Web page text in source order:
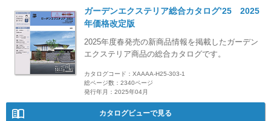
ガーデンエクステリア総合カタログ’25 2025
年価格改定版
2025年度春発売の新商品情報を掲載したガーデン
エクステリア商品の総合カタログです。
カタログコード：XAAAA-H25-303-1
総ページ数：2340ページ
発行年月：2025年04月
カタログビューで見る